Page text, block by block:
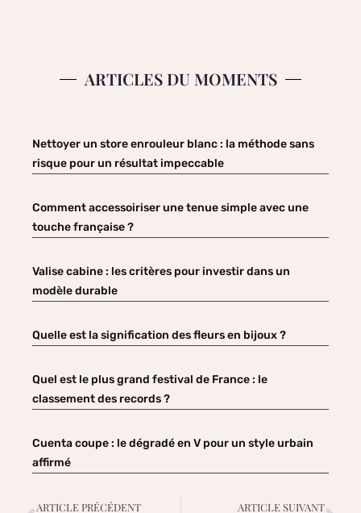
ARTICLES DU MOMENTS
Nettoyer un store enrouleur blanc : la méthode sans
risque pour un résultat impeccable
Comment accessoiriser une tenue simple avec une
touche française ?
Valise cabine : les critères pour investir dans un
modèle durable
Quelle est la signification des fleurs en bijoux ?
Quel est le plus grand festival de France : le
classement des records ?
Cuenta coupe : le dégradé en V pour un style urbain
affirmé
ARTICLE PRÉCÉDENT ARTICLE SUIVANT